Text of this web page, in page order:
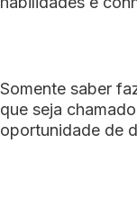
Somente saber
que seja
oportunidade de